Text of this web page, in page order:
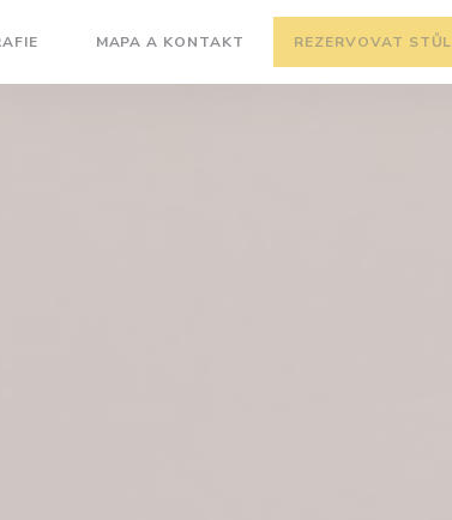
MAPA A KONTAKT REZERVOVAT STŮL